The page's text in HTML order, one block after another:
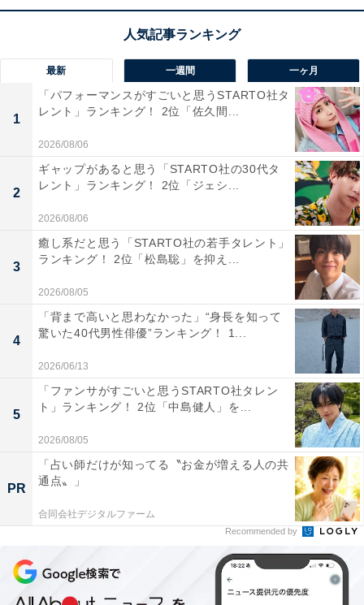
建造物たちとのコントラストで、色彩豊かな景色を堪能
できます。
回答者のコメントを見ると「嵐山のトロッコ列車は、紅
葉のトンネルっぽくて良いです」（40代女性／岐阜
県）、「燃えるような真っ赤な紅葉は見応えがありま
す」（60代女性／滋賀県）、「東山の永観堂は紅葉で有
名と知ってて訪れましたが、キレイに整備されていて前
知識を超える壮観さに感動しました」（50代男性／大阪
府）といった声がありました。
※回答者のコメントは原文ママです
次ページ
8位までの全ランキング結果を見
る
最新 一週間 一ヶ月
1
「パフォーマンスがすごいと思うSTARTO社タ
レント」ランキング！ 2位「佐久間...
2026/08/06
2
ギャップがあると思う「STARTO社の30代タ
レント」ランキング！ 2位「ジェシ...
2026/08/06
3
癒し系だと思う「STARTO社の若手タレント」
ランキング！ 2位「松島聡」を抑え...
2026/08/05
4
「背まで高いと思わなかった」“身長を知って
驚いた40代男性俳優”ランキング！ 1...
2026/06/13
5
「ファンサがすごいと思うSTARTO社タレン
ト」ランキング！ 2位「中島健人」を...
2026/08/05
PR
「占い師だけが知ってる〝お金が増える人の共
通点〟」
合同会社デジタルファーム
Recommended by